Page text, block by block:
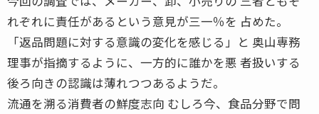
れぞれに責任があるという意見が三一％を 占めた。
「返品問題に対する意識の変化を感じる」と 奥山専務
理事が指摘するように、一方的に誰かを悪 者扱いする
後ろ向きの認識は薄れつつあるようだ。
流通を溯る消費者の鮮度志向 むしろ今、食品分野で問